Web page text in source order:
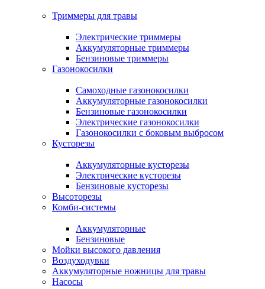
Триммеры для травы
Электрические триммеры
Аккумуляторные триммеры
Бензиновые триммеры
Газонокосилки
Самоходные газонокосилки
Аккумуляторные газонокосилки
Бензиновые газонокосилки
Электрические газонокосилки
Газонокосилки с боковым выбросом
Кусторезы
Аккумуляторные кусторезы
Электрические кусторезы
Бензиновые кусторезы
Высоторезы
Комби-системы
Аккумуляторные
Бензиновые
Мойки высокого давления
Воздуходувки
Аккумуляторные ножницы для травы
Насосы